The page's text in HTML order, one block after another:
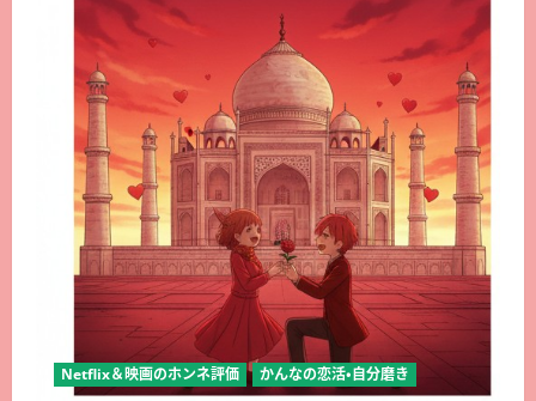
Netflix＆映画のホンネ評価 かんなの恋活・自分磨き